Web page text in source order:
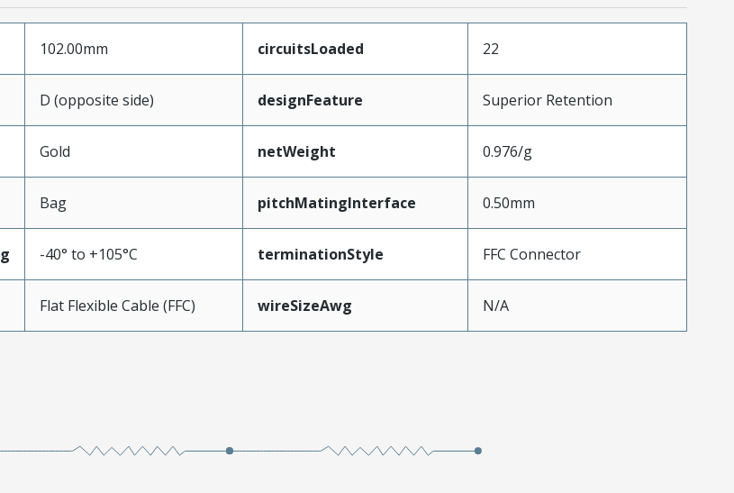
102.00mm circuitsLoaded 22
D (opposite side) designFeature Superior Retention
Gold netWeight 0.976/g
Bag pitchMatingInterface 0.50mm
-40° to +105°C terminationStyle FFC Connector
Flat Flexible Cable (FFC) wireSizeAwg N/A